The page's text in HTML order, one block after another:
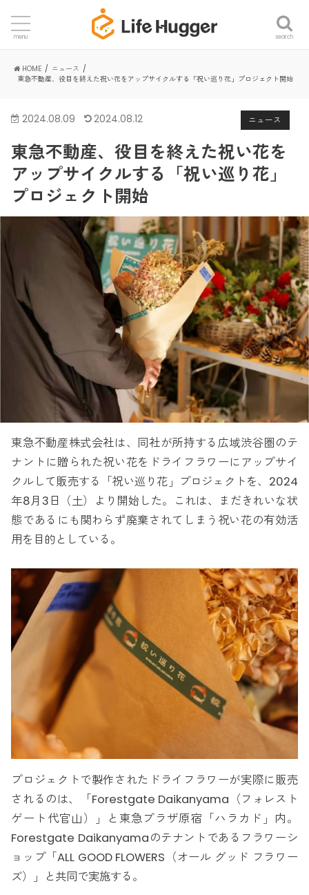
search
menu
HOME
ニュース
東急不動産、役目を終えた祝い花をアップサイクルする「祝い巡り花」プロジェクト開始
ニュース
2024.08.09 2024.08.12
東急不動産、役目を終えた祝い花を
アップサイクルする「祝い巡り花」
プロジェクト開始
東急不動産株式会社は、同社が所持する広域渋谷圏のテ
ナントに贈られた祝い花をドライフラワーにアップサイ
クルして販売する「祝い巡り花」プロジェクトを、2024
年8月3日（土）より開始した。これは、まだきれいな状
態であるにも関わらず廃棄されてしまう祝い花の有効活
用を目的としている。
プロジェクトで製作されたドライフラワーが実際に販売
されるのは、「Forestgate Daikanyama（フォレスト
ゲート代官山）」と東急プラザ原宿「ハラカド」内。
Forestgate Daikanyamaのテナントであるフラワーシ
ョップ「ALL GOOD FLOWERS（オール グッド フラワー
ズ）」と共同で実施する。